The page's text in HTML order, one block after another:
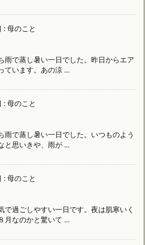
: 母のこと
雨で蒸し暑い一日でした。昨日からエア
ています。あの涼 ...
: 母のこと
雨で蒸し暑い一日でした。いつものよう
と思いきや、雨が ...
: 母のこと
で過ごしやすい一日です。夜は肌寒いく
月なのかと驚いて ...